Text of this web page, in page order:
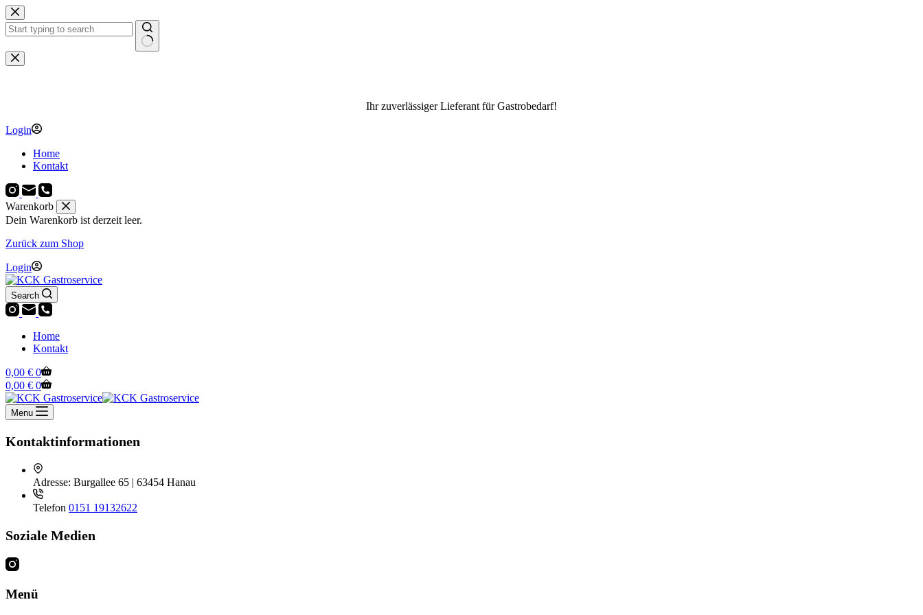
Zum
Inhalt
springen
Keine
Ergebnisse
Ihr zuverlässiger Lieferant für Gastrobedarf!
Login
Home
Kontakt
Warenkorb
Dein Warenkorb ist derzeit leer.
Zurück zum Shop
Login
Search
Home
Kontakt
Warenkorb
0,00 € 0
Warenkorb
0,00 € 0
Menu
Kontaktinformationen
Adresse: Burgallee 65 | 63454 Hanau
Telefon 0151 19132622
Soziale Medien
Menü